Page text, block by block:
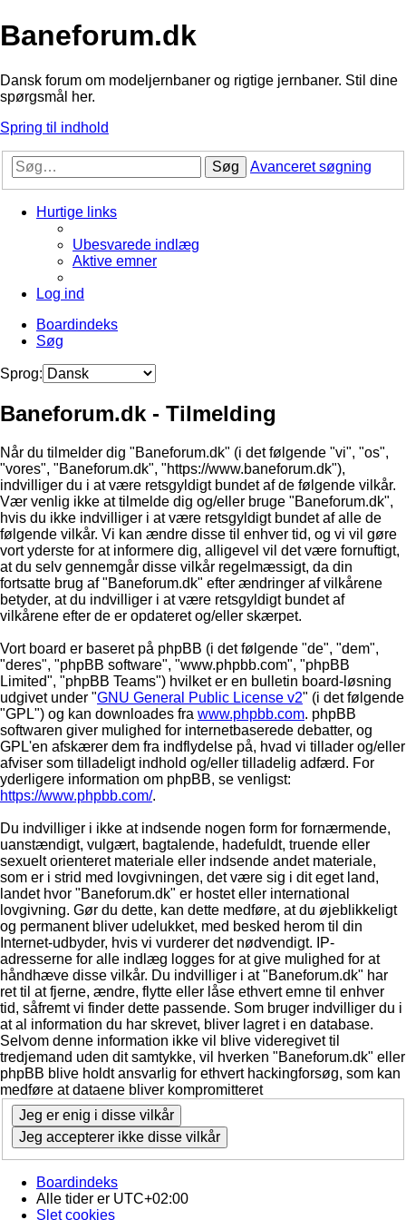
Baneforum.dk
Dansk forum om modeljernbaner og rigtige jernbaner. Stil dine
spørgsmål her.
Spring til indhold
Søg Avanceret søgning
Hurtige links
Ubesvarede indlæg
Aktive emner
Log ind
Boardindeks
Søg
Sprog:
Baneforum.dk - Tilmelding
Når du tilmelder dig "Baneforum.dk" (i det følgende "vi", "os",
"vores", "Baneforum.dk", "https://www.baneforum.dk"),
indvilliger du i at være retsgyldigt bundet af de følgende vilkår.
Vær venlig ikke at tilmelde dig og/eller bruge "Baneforum.dk",
hvis du ikke indvilliger i at være retsgyldigt bundet af alle de
følgende vilkår. Vi kan ændre disse til enhver tid, og vi vil gøre
vort yderste for at informere dig, alligevel vil det være fornuftigt,
at du selv gennemgår disse vilkår regelmæssigt, da din
fortsatte brug af "Baneforum.dk" efter ændringer af vilkårene
betyder, at du indvilliger i at være retsgyldigt bundet af
vilkårene efter de er opdateret og/eller skærpet.
Vort board er baseret på phpBB (i det følgende "de", "dem",
"deres", "phpBB software", "www.phpbb.com", "phpBB
Limited", "phpBB Teams") hvilket er en bulletin board-løsning
udgivet under "GNU General Public License v2" (i det følgende
"GPL") og kan downloades fra www.phpbb.com. phpBB
softwaren giver mulighed for internetbaserede debatter, og
GPL'en afskærer dem fra indflydelse på, hvad vi tillader og/eller
afviser som tilladeligt indhold og/eller tilladelig adfærd. For
yderligere information om phpBB, se venligst:
https://www.phpbb.com/.
Du indvilliger i ikke at indsende nogen form for fornærmende,
uanstændigt, vulgært, bagtalende, hadefuldt, truende eller
sexuelt orienteret materiale eller indsende andet materiale,
som er i strid med lovgivningen, det være sig i dit eget land,
landet hvor "Baneforum.dk" er hostet eller international
lovgivning. Gør du dette, kan dette medføre, at du øjeblikkeligt
og permanent bliver udelukket, med besked herom til din
Internet-udbyder, hvis vi vurderer det nødvendigt. IP-
adresserne for alle indlæg logges for at give mulighed for at
håndhæve disse vilkår. Du indvilliger i at "Baneforum.dk" har
ret til at fjerne, ændre, flytte eller låse ethvert emne til enhver
tid, såfremt vi finder dette passende. Som bruger indvilliger du i
at al information du har skrevet, bliver lagret i en database.
Selvom denne information ikke vil blive videregivet til
tredjemand uden dit samtykke, vil hverken "Baneforum.dk" eller
phpBB blive holdt ansvarlig for ethvert hackingforsøg, som kan
medføre at dataene bliver kompromitteret
Boardindeks
Alle tider er UTC+02:00
Slet cookies